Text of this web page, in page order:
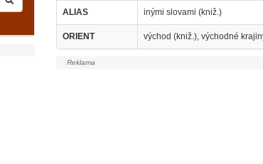
ALIAS inými slovami (kniž.)
ORIENT východ (kniž.), východné